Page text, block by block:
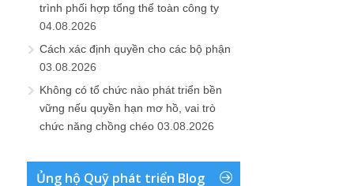
trình phối hợp tổng thể toàn công ty
04.08.2026
Cách xác định quyền cho các bộ phận
03.08.2026
Không có tổ chức nào phát triển bền
vững nếu quyền hạn mơ hồ, vai trò
chức năng chồng chéo 03.08.2026
Ủng hộ Quỹ phát triển Blog